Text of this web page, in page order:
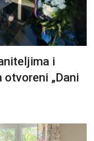
i
„Dani